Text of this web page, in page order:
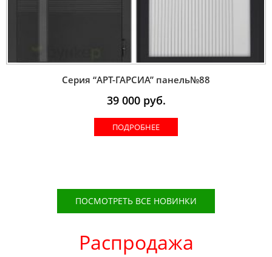
Серия “AРT-ГАРСИА” панель№88
39 000руб.
ПОДРОБНЕЕ
ПОСМОТРЕТЬ ВСЕ НОВИНКИ
Распродажа